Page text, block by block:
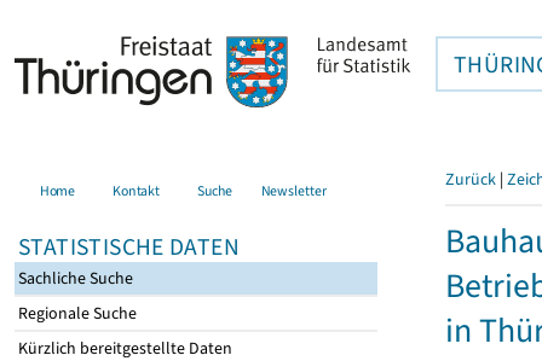
Home Kontakt Suche Newsletter
STATISTISCHE DATEN
Sachliche Suche
Regionale Suche
Kürzlich bereitgestellte Daten
Zurück |
in